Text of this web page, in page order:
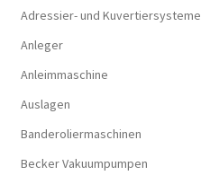
Adressier- und Kuvertiersysteme
Anleger
Anleimmaschine
Auslagen
Banderoliermaschinen
Becker Vakuumpumpen